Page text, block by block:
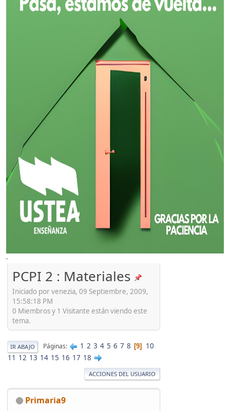
'
PCPI 2 : Materiales
Iniciado por venezia, 09 Septiembre, 2009,
15:58:18 PM
0 Miembros y 1 Visitante están viendo este
tema.
IR ABAJO Páginas 1 2 3 4 5 6 7 8 9
10
11 12 13 14 15 16 17 18
ACCIONES DEL USUARIO
Primaria9